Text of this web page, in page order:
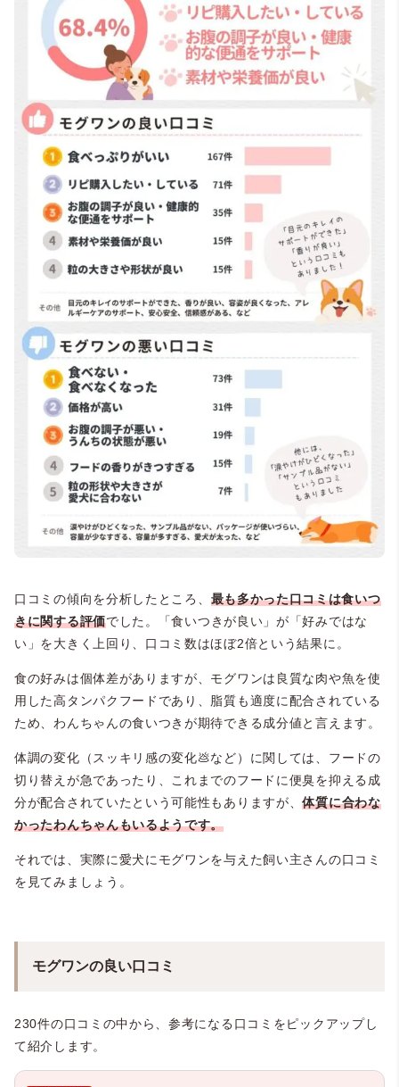
口コミの傾向を分析したところ、 最も多かった口コミは食いつ
きに関する評価でした。「食いつきが良い」が「好みではな
い」を大きく上回り、口コミ数はほぼ2倍という結果に。
食の好みは個体差がありますが、モグワンは良質な肉や魚を使
用した高タンパクフードであり、脂質も適度に配合されている
ため、わんちゃんの食いつきが期待できる成分値と言えます。
体調の変化（スッキリ感の変化💩など）に関しては、フードの
切り替えが急であったり、これまでのフードに便臭を抑える成
分が配合されていたという可能性もありますが、体質に合わな
かったわんちゃんもいるようです。
それでは、実際に愛犬にモグワンを与えた飼い主さんの口コミ
を見てみましょう。
モグワンの良い口コミ
230件の口コミの中から、参考になる口コミをピックアップし
て紹介します。